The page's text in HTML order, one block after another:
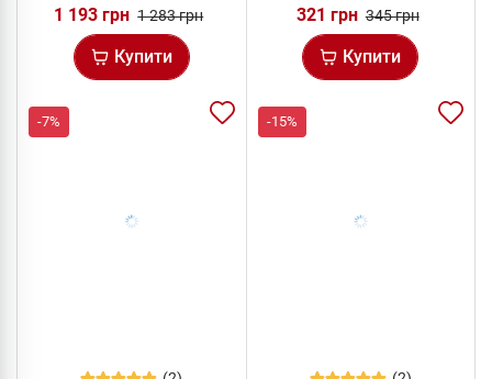
1 193 грн 1 283 грн
Купити
321 грн 345 грн
Купити
-7% -15%